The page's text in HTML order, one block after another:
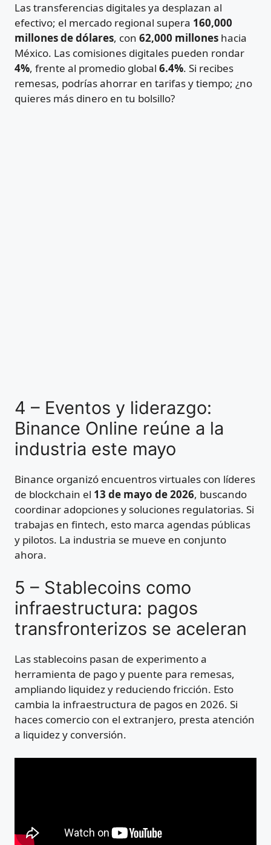
Las transferencias digitales ya desplazan al
efectivo; el mercado regional supera 160,000
millones de dólares, con 62,000 millones hacia
México. Las comisiones digitales pueden rondar
4%, frente al promedio global 6.4%. Si recibes
remesas, podrías ahorrar en tarifas y tiempo; ¿no
quieres más dinero en tu bolsillo?
4 – Eventos y liderazgo:
Binance Online reúne a la
industria este mayo
Binance organizó encuentros virtuales con líderes
de blockchain el 13 de mayo de 2026, buscando
coordinar adopciones y soluciones regulatorias. Si
trabajas en fintech, esto marca agendas públicas
y pilotos. La industria se mueve en conjunto
ahora.
5 – Stablecoins como
infraestructura: pagos
transfronterizos se aceleran
Las stablecoins pasan de experimento a
herramienta de pago y puente para remesas,
ampliando liquidez y reduciendo fricción. Esto
cambia la infraestructura de pagos en 2026. Si
haces comercio con el extranjero, presta atención
a liquidez y conversión.